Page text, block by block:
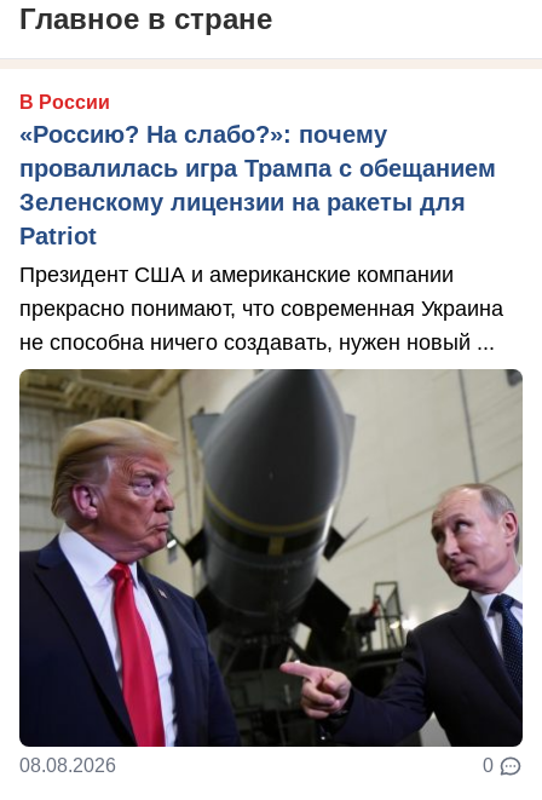
Главное в стране
В России
«Россию? На слабо?»: почему
провалилась игра Трампа с обещанием
Зеленскому лицензии на ракеты для
Patriot
Президент США и американские компании
прекрасно понимают, что современная Украина
не способна ничего создавать, нужен новый ...
08.08.2026 0